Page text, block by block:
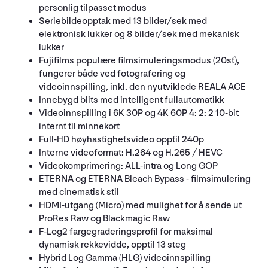
personlig tilpasset modus
Seriebildeopptak med 13 bilder/sek med
elektronisk lukker og 8 bilder/sek med mekanisk
lukker
Fujifilms populære filmsimuleringsmodus (20st),
fungerer både ved fotografering og
videoinnspilling, inkl. den nyutviklede REALA ACE
Innebygd blits med intelligent fullautomatikk
Videoinnspilling i 6K 30P og 4K 60P 4: 2: 2 10-bit
internt til minnekort
Full-HD høyhastighetsvideo opptil 240p
Interne videoformat: H.264 og H.265 / HEVC
Videokomprimering: ALL-intra og Long GOP
ETERNA og ETERNA Bleach Bypass - filmsimulering
med cinematisk stil
HDMI-utgang (Micro) med mulighet for å sende ut
ProRes Raw og Blackmagic Raw
F-Log2 fargegraderingsprofil for maksimal
dynamisk rekkevidde, opptil 13 steg
Hybrid Log Gamma (HLG) videoinnspilling